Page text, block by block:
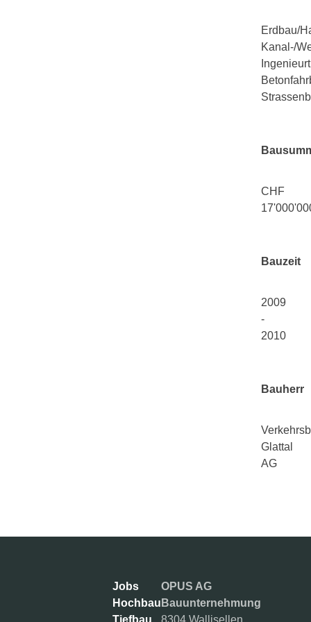
Erdbau/
Kanal-/
CHF
Bauzeit
2009
-
2010
Bauherr
Glattal
AG
Jobs
Hochbau
Tiefbau
OPUS AG
Bauunternehmung
8304 Wallisellen